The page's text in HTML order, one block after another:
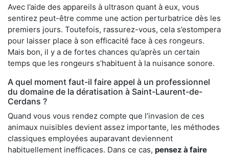
Avec l’aide des appareils à ultrason quant à eux, vous
sentirez peut-être comme une action perturbatrice dès les
premiers jours. Toutefois, rassurez-vous, cela s’estompera
pour laisser place à son efficacité face à ces rongeurs.
Mais bon, il y a de fortes chances qu’après un certain
temps que les rongeurs s’habituent à la nuisance sonore.
A quel moment faut-il faire appel à un professionnel
du domaine de la dératisation à Saint-Laurent-de-
Cerdans ?
Quand vous vous rendez compte que l’invasion de ces
animaux nuisibles devient assez importante, les méthodes
classiques employées auparavant deviennent
habituellement inefficaces. Dans ce cas, pensez à faire